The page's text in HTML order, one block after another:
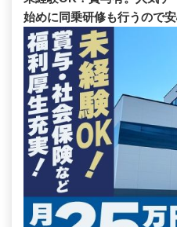
始めに同乗研修も行うので